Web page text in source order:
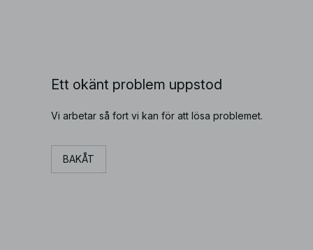
Ett okänt problem uppstod
Vi arbetar så fort vi kan för att lösa problemet.
BAKÅT